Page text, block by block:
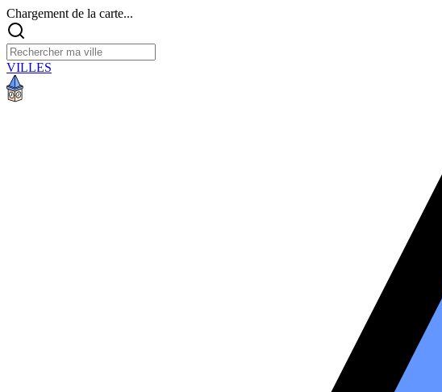
Chargement de la carte...
VILLES